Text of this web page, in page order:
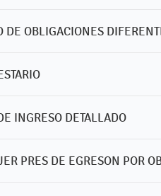
DE OBLIGACIONES
INGRESO DETALLADO
PRES DE EGRESON POR